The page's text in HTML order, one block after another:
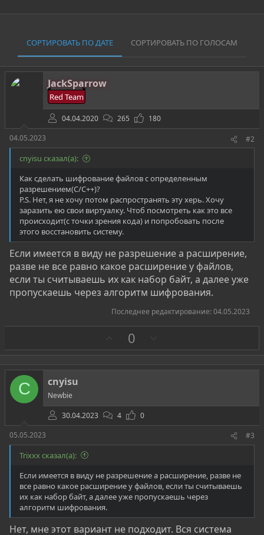
СОРТИРОВАТЬ ПО ДАТЕ СОРТИРОВАТЬ ПО ГОЛОСАМ
JackSparrow
Red Team
04.04.2020 265
180
04.05.2023
#2
cnyisu сказал(а):
Как сделать шифрование файлов с определенным
разрешением(C/C++)?
P.S. Нет, я не хочу потом распространять эту херь. Хочу
заразить ею свои виртуалку. Чтоб посмотреть как это все
происходит(с точки зрения кода) и попробовать после
этого восстановить систему.
Если имеется в виду не разрешение а расширение,
разве не все равно какое расширение у файлов,
если ты считываешь их как набор байт, а далее уже
пропускаешь через алгоритм шифрования.
Последнее редактирование: 04.05.2023
а
0
р
о
в
C cnyisu
Newbie
30.04.2023
4
0
05.05.2023
#3
Trixxx сказал(а):
Если имеется в виду не разрешение а расширение, разве не
все равно какое расширение у файлов, если ты считываешь
их как набор байт, а далее уже пропускаешь через
алгоритм шифрования.
Нет, мне этот вариант не подходит. Вся система